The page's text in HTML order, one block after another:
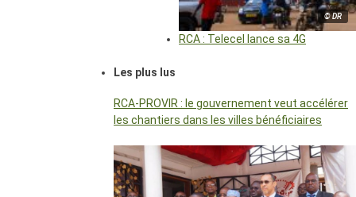
© DR
RCA : Telecel lance sa 4G
Les plus lus
RCA-PROVIR : le gouvernement veut accélérer
les chantiers dans les villes bénéficiaires